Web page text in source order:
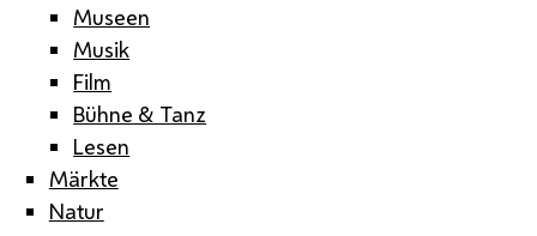
Museen
Musik
Film
Bühne & Tanz
Lesen
Märkte
Natur